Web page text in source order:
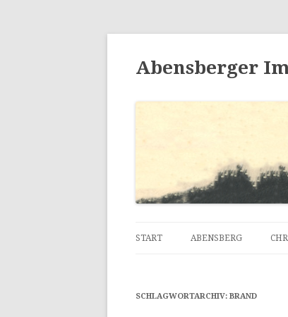
Abensberger
START ABENSBERG
SCHLAGWORTARCHIV: BRAND